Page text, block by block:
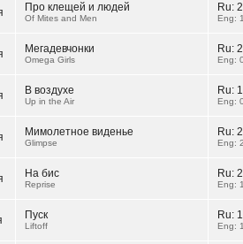
Про клещей и людей
Of Mites and Men
Ru:
Eng:
Мегадевчонки
Omega Girls
Ru:
Eng:
В воздухе
Up in the Air
Ru:
Eng:
Мимолетное виденье
Glimpse
Ru:
Eng:
На бис
Reprise
Ru:
Eng:
Пуск
Liftoff
Ru:
Eng: